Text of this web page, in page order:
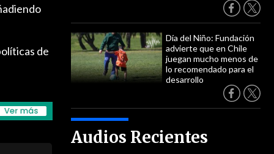
Día del Niño: Fundación
advierte que en Chile
juegan mucho menos de
lo recomendado para el
desarrollo
Audios Recientes
de